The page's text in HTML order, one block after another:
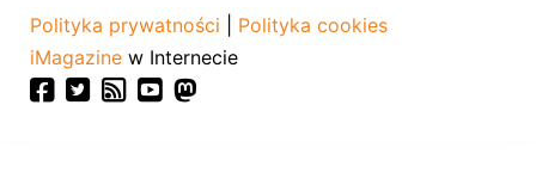
Polityka prywatności
Polityka cookies
iMagazine w Internecie